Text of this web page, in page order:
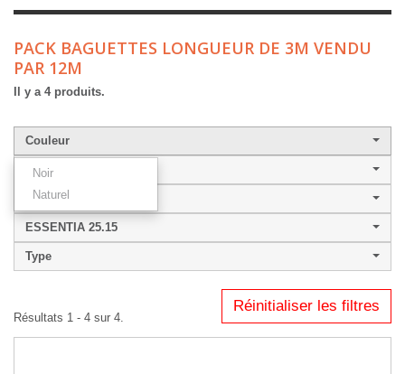
PACK BAGUETTES LONGUEUR DE 3M VENDU
PAR 12M
Il y a 4 produits.
Couleur
Noir
Naturel
Largeur de baguette
Style
ESSENTIA 25.15
Type
Réinitialiser les filtres
Résultats 1 - 4 sur 4.